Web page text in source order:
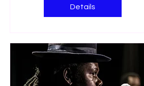
Details